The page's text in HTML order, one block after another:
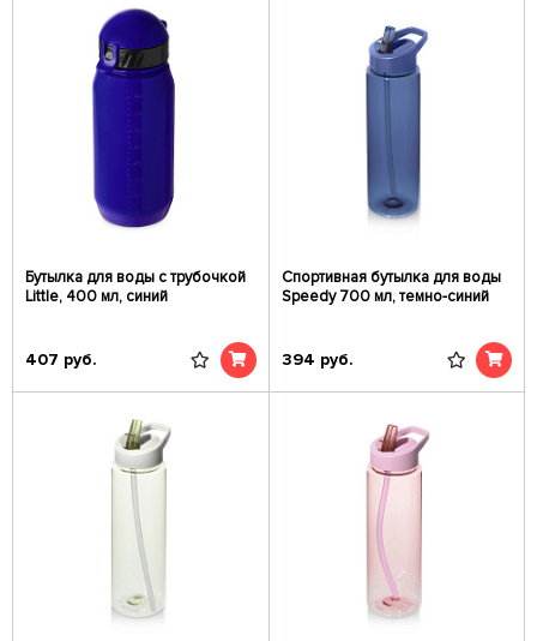
Бутылка для воды с трубочкой
Little, 400 мл, синий
407 руб.
Спортивная бутылка для воды
Speedy 700 мл, темно-синий
394 руб.